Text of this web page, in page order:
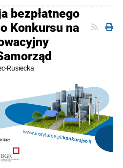
bezpłatnego
Konkursu na
Rusiecka